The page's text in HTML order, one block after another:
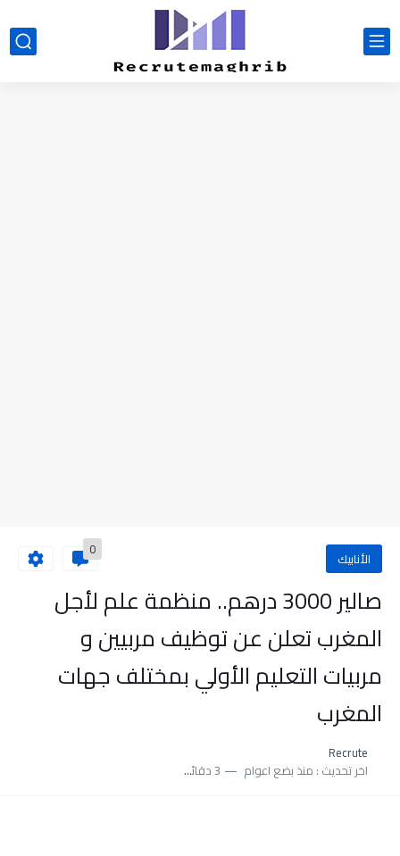
الأنابيك 0
صالير 3000 درهم.. منظمة علم لأجل
المغرب تعلن عن توظيف مربيين و
مربيات التعليم الأولي بمختلف جهات
المغرب
Recrute
اخر تحديث : منذ بضع اعوام 3 دقائق للقراءة